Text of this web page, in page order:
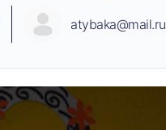
atybaka@mail.ru